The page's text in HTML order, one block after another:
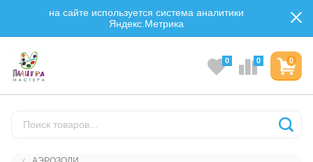
на сайте используется система аналитики
Яндекс.Метрика
0
0 0